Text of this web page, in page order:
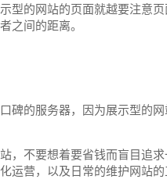
型的网站的页面就越要注意
之间的距离。
碑的服务器，因为展示型的网
，不要想着要省钱而盲目追
运营，以及日常的维护网站的